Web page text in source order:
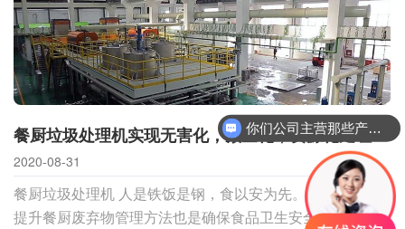
餐厨垃圾处理机实现无害化，减量化，资源化处理
2020-08-31
餐厨垃圾处理机 人是铁饭是钢，食以安为先。毫无疑问，
提升餐厨废弃物管理方法也是确保食品卫生安全的重要一
你们公司主营那些产品？